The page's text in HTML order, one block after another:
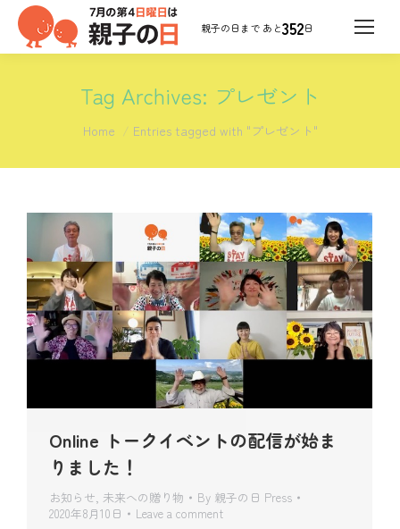
352日
Tag Archives: プレゼント
You are here:
Home Entries tagged with "プレゼント"
Online トークイベントの配信が始ま
りました！
お知らせ 未来への贈り物 By 親子の日 Press
2020年8月10日
Leave a comment